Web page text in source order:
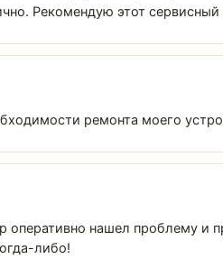
Рекомендую этот сервисный
ремонта моего
оперативно нашел проблему и
либо!